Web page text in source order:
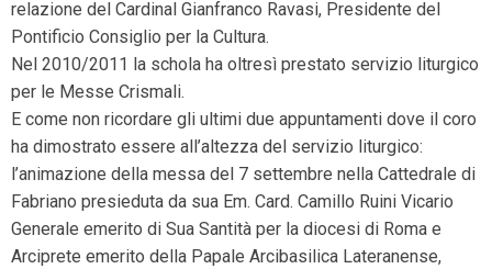
relazione del Cardinal Gianfranco Ravasi, Presidente del
Pontificio Consiglio per la Cultura.
Nel 2010/2011 la schola ha oltresì prestato servizio liturgico
per le Messe Crismali.
E come non ricordare gli ultimi due appuntamenti dove il coro
ha dimostrato essere all’altezza del servizio liturgico:
l’animazione della messa del 7 settembre nella Cattedrale di
Fabriano presieduta da sua Em. Card. Camillo Ruini Vicario
Generale emerito di Sua Santità per la diocesi di Roma e
Arciprete emerito della Papale Arcibasilica Lateranense,